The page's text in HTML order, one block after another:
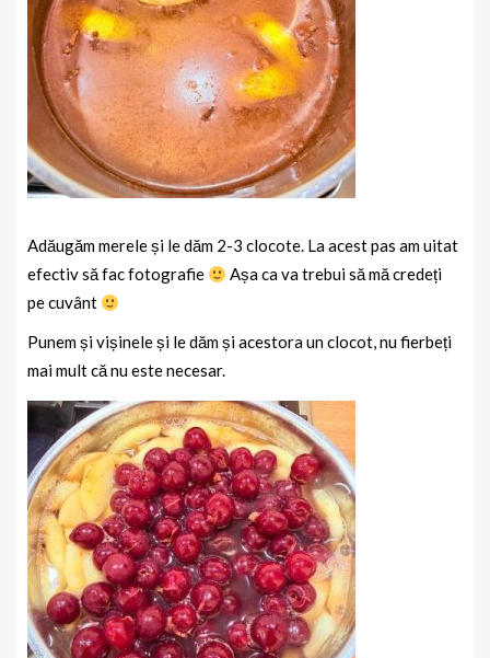
Adăugăm merele și le dăm 2-3 clocote. La acest pas am uitat
efectiv să fac fotografie
Așa ca va trebui să mă credeți
pe cuvânt
Punem și vișinele și le dăm și acestora un clocot, nu fierbeți
mai mult că nu este necesar.